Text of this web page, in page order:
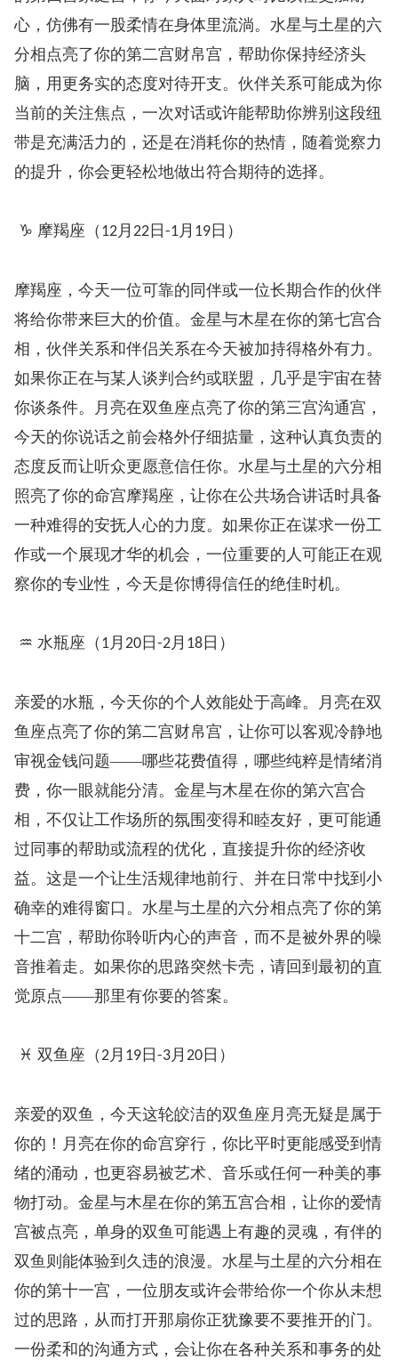
心，仿佛有一股柔情在身体里流淌。水星与土星的六
分相点亮了你的第二宫财帛宫，帮助你保持经济头
脑，用更务实的态度对待开支。伙伴关系可能成为你
当前的关注焦点，一次对话或许能帮助你辨别这段纽
带是充满活力的，还是在消耗你的热情，随着觉察力
的提升，你会更轻松地做出符合期待的选择。
♑ 摩羯座（ 12 月 22日-1 月 19日）
摩羯座，今天一位可靠的同伴或一位长期合作的伙伴
将给你带来巨大的价值。金星与木星在你的第七宫合
相，伙伴关系和伴侣关系在今天被加持得格外有力。
如果你正在与某人谈判合约或联盟，几乎是宇宙在替
你谈条件。月亮在双鱼座点亮了你的第三宫沟通宫，
今天的你说话之前会格外仔细掂量，这种认真负责的
态度反而让听众更愿意信任你。水星与土星的六分相
照亮了你的命宫摩羯座，让你在公共场合讲话时具备
一种难得的安抚人心的力度。如果你正在谋求一份工
作或一个展现才华的机会，一位重要的人可能正在观
察你的专业性，今天是你博得信任的绝佳时机。
♒ 水瓶座（ 1 月 20日-2 月 18日）
亲爱的水瓶，今天你的个人效能处于高峰。月亮在双
鱼座点亮了你的第二宫财帛宫，让你可以客观冷静地
审视金钱问题——哪些花费值得，哪些纯粹是情绪消
费，你一眼就能分清。金星与木星在你的第六宫合
相，不仅让工作场所的氛围变得和睦友好，更可能通
过同事的帮助或流程的优化，直接提升你的经济收
益。这是一个让生活规律地前行、并在日常中找到小
确幸的难得窗口。水星与土星的六分相点亮了你的第
十二宫，帮助你聆听内心的声音，而不是被外界的噪
音推着走。如果你的思路突然卡壳，请回到最初的直
觉原点——那里有你要的答案。
♓ 双鱼座（2 月 19日-3 月 20日）
亲爱的双鱼，今天这轮皎洁的双鱼座月亮无疑是属于
你的！月亮在你的命宫穿行，你比平时更能感受到情
绪的涌动，也更容易被艺术、音乐或任何一种美的事
物打动。金星与木星在你的第五宫合相，让你的爱情
宫被点亮，单身的双鱼可能遇上有趣的灵魂，有伴的
双鱼则能体验到久违的浪漫。水星与土星的六分相在
你的第十一宫，一位朋友或许会带给你一个你从未想
过的思路，从而打开那扇你正犹豫要不要推开的门。
一份柔和的沟通方式，会让你在各种关系和事务的处